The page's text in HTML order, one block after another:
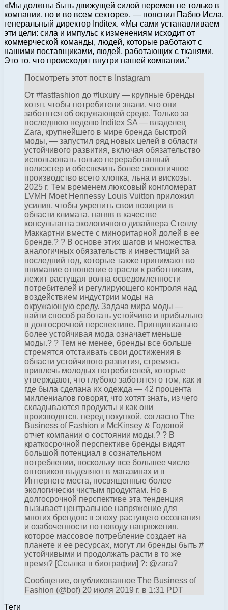
«Мы должны быть движущей силой перемен не только в
компании, но и во всем секторе», — пояснил Пабло Исла,
генеральный директор Inditex. «Мы сами устанавливаем
эти цели: сила и импульс к изменениям исходит от
коммерческой команды, людей, которые работают с
нашими поставщиками, людей, работающих с тканями.
Это то, что происходит внутри нашей компании.”
Посмотреть этот пост в Instagram
От #fastfashion до #luxury — крупные бренды
хотят, чтобы потребители знали, что они
заботятся об окружающей среде. Только за
последнюю неделю Inditex SA — владелец
Zara, крупнейшего в мире бренда быстрой
моды, — запустил ряд новых целей в области
устойчивого развития, включая обязательство
использовать только переработанный
полиэстер и обеспечить более экологичное
производство всего хлопка, льна и вискозы.
2025 г. Тем временем люксовый конгломерат
LVMH Moet Hennessy Louis Vuitton приложил
усилия, чтобы укрепить свои позиции в
области климата, наняв в качестве
консультанта экологичного дизайнера Стеллу
Маккартни вместе с миноритарной долей в ее
бренде.? ? В основе этих шагов и множества
аналогичных обязательств и инвестиций за
последний год, которые также принимают во
внимание отношение отрасли к работникам,
лежит растущая волна осведомленности
потребителей и регулирующего контроля над
воздействием индустрии моды на
окружающую среду. Задача мира моды —
найти способ работать устойчиво и прибыльно
в долгосрочной перспективе. Принципиально
более устойчивая мода означает меньше
моды.? ? Тем не менее, бренды все больше
стремятся отстаивать свои достижения в
области устойчивого развития, стремясь
привлечь молодых потребителей, которые
утверждают, что глубоко заботятся о том, как и
где была сделана их одежда — 42 процента
миллениалов говорят, что хотят знать, из чего
складываются продукты и как они
производятся. перед покупкой, согласно The
Business of Fashion и McKinsey & Годовой
отчет компании о состоянии моды.? ? В
краткосрочной перспективе бренды видят
большой потенциал в сознательном
потреблении, поскольку все большее число
оптовиков выделяют в магазинах и в
Интернете места, посвященные более
экологически чистым продуктам. Но в
долгосрочной перспективе эта тенденция
вызывает центральное напряжение для
многих брендов: в эпоху растущего осознания
и озабоченности по поводу напряжения,
которое массовое потребление создает на
планете и ее ресурсах, могут ли бренды быть #
устойчивыми и продолжать расти в то же
время? [Ссылка в биографии] ?: @zara?
Сообщение, опубликованное The Business of
Fashion (@bof) 20 июля 2019 г. в 1:31 PDT
Теги